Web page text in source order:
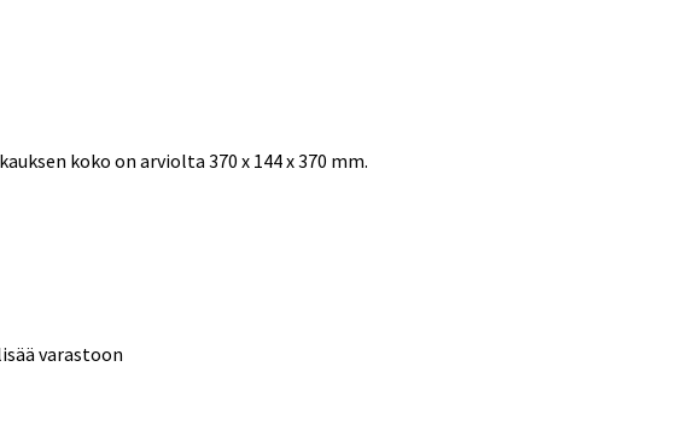
koko on arviolta 370 x 144 x 370 mm.
varastoon